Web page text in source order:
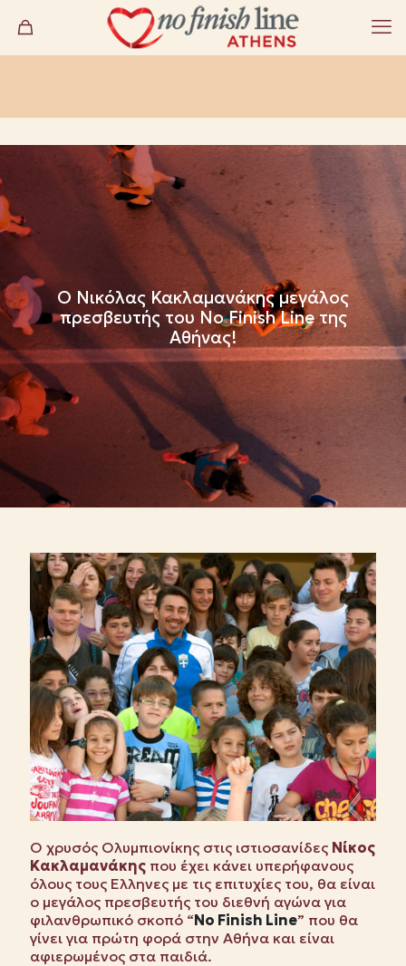
O Νικόλας Κακλαμανάκης μεγάλος
πρεσβευτής του No Finish Line της
Αθήνας!
Ο χρυσός Ολυμπιονίκης στις ιστιοσανίδες Νίκος
Κακλαμανάκης που έχει κάνει υπερήφανους
όλους τους Ελληνες με τις επιτυχίες του, θα είναι
ο μεγάλος πρεσβευτής του διεθνή αγώνα για
φιλανθρωπικό σκοπό “No Finish Line” που θα
γίνει για πρώτη φορά στην Αθήνα και είναι
αφιερωμένος στα παιδιά.